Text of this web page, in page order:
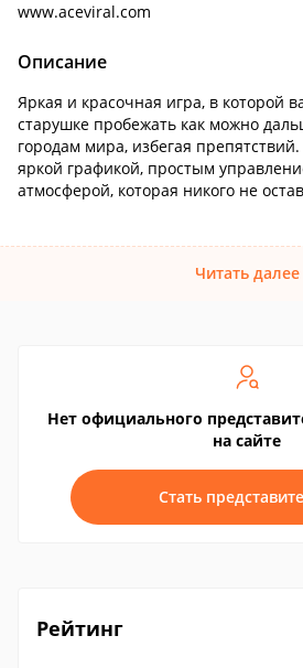
www.aceviral.com
Описание
Яркая и красочная игра, в которой
старушке пробежать как можно
городам мира, избегая
яркой графикой, простым
атмосферой, которая никого не
Читать далее
Нет официального
на сайте
Стать
Рейтинг